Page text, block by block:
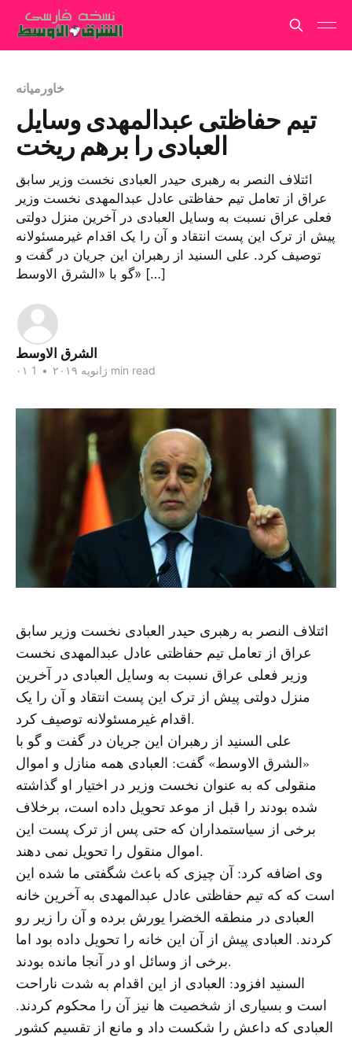
خاورمیانه
تیم حفاظتی عبدالمهدی وسایل
العبادی را برهم ریخت
ائتلاف النصر به رهبری حیدر العبادی نخست وزیر سابق
عراق از تعامل تیم حفاظتی عادل عبدالمهدی نخست وزیر
فعلی عراق نسبت به وسایل العبادی در آخرین منزل دولتی
پیش از ترک این پست انتقاد و آن را یک اقدام غیرمسئولانه
توصیف کرد. علی السنید از رهبران این جریان در گفت و
گو با «الشرق الاوسط» […]
الشرق الاوسط
۰۱ ژانویه ۲۰۱۹ • 1 min read
ائتلاف النصر به رهبری حیدر العبادی نخست وزیر سابق
عراق از تعامل تیم حفاظتی عادل عبدالمهدی نخست
وزیر فعلی عراق نسبت به وسایل العبادی در آخرین
منزل دولتی پیش از ترک این پست انتقاد و آن را یک
اقدام غیرمسئولانه توصیف کرد.
علی السنید از رهبران این جریان در گفت و گو با
«الشرق الاوسط» گفت: العبادی همه منازل و اموال
منقولی که به عنوان نخست وزیر در اختیار او گذاشته
شده بودند را قبل از موعد تحویل داده است، برخلاف
برخی از سیاستمداران که حتی پس از ترک پست این
اموال منقول را تحویل نمی دهند.
وی اضافه کرد: آن چیزی که باعث شگفتی ما شده این
است که که تیم حفاظتی عادل عبدالمهدی به آخرین خانه
العبادی در منطقه الخضرا یورش برده و آن را زیر رو
کردند. العبادی پیش از آن این خانه را تحویل داده بود اما
برخی از وسائل او در آنجا مانده بودند.
السنید افزود: العبادی از این اقدام به شدت ناراحت
است و بسیاری از شخصیت ها نیز آن را محکوم کردند.
العبادی که داعش را شکست داد و مانع از تقسیم کشور